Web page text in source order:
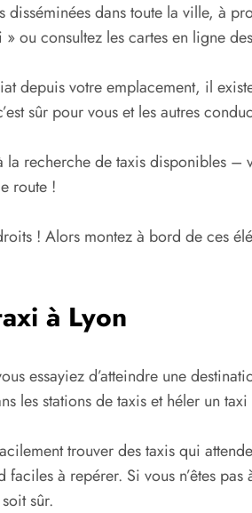
disséminées dans toute la ville, à
ou consultez les cartes en ligne
depuis votre emplacement, il
sûr pour vous et les autres
recherche de taxis disponibles –
route !
! Alors montez à bord de ces
à Lyon
essayiez d’atteindre une
les stations de taxis et héler un
trouver des taxis qui
à repérer. Si vous n’êtes
sûr.